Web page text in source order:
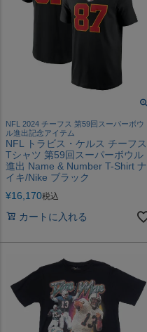
NFL 2024 チーフス 第59回スーパーボウ
ル進出記念アイテム
NFL トラビス・ケルス チーフス
Tシャツ 第59回スーパーボウル
進出 Name & Number T-Shirt ナ
イキ/Nike ブラック
¥16,170税込
カートに入れる